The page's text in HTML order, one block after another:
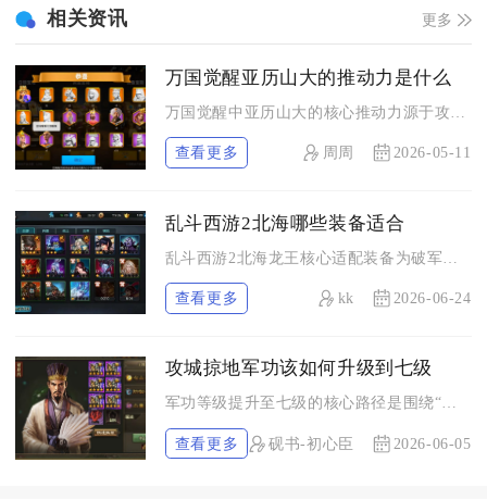
相关资讯 更多
万国觉醒亚历山大的推动力是什么
查看更多 周周 2026-05-11
乱斗西游2北海哪些装备适合
查看更多 kk 2026-06-24
攻城掠地军功该如何升级到七级
军功等级提升至七级的核心路径是围绕“军功获取、军功兑换、军功...
查看更多 砚书-初心臣 2026-06-05